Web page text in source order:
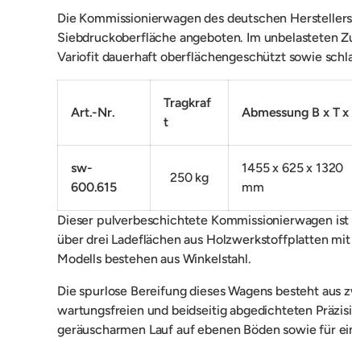
Die Kommissionierwagen des deutschen
Siebdruckoberfläche angeboten. Im unbelasteten
Variofit dauerhaft oberflächengeschützt sowie
Art.-Nr.
Tragkraf
t
Abmessung B x T x
sw-
600.615
250 kg
1455 x 625 x 1320
mm
Dieser pulverbeschichtete Kommissionierwagen
über drei Ladeflächen aus Holzwerkstoffplatten
Modells bestehen aus Winkelstahl.
Die spurlose Bereifung dieses Wagens besteht
wartungsfreien und beidseitig abgedichteten
geräuscharmen Lauf auf ebenen Böden sowie für